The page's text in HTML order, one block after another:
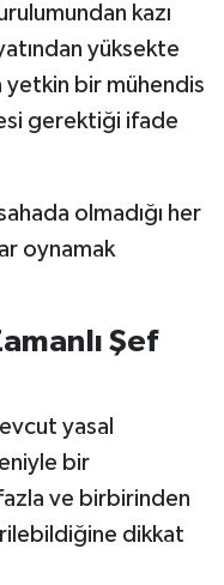
kazı
yüksekte
yetkin bir mühendis
gerektiği ifade
olmadığı her
oynamak
Şef
yasal
bir
ve birbirinden
dikkat